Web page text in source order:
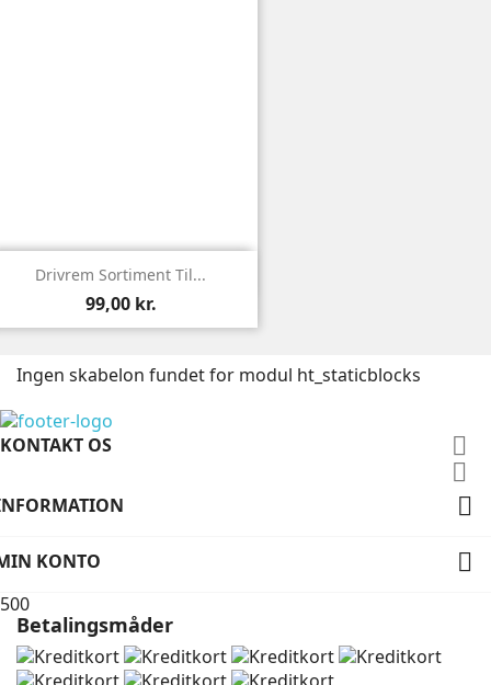
 Vis
Drivrem Sortiment Til...
99,00 kr.
Ingen skabelon fundet for modul ht_staticblocks
KONTAKT OS



KONTO 
500
Betalingsmåder